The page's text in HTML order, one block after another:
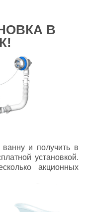
В
и получить в
установкой.
акционных